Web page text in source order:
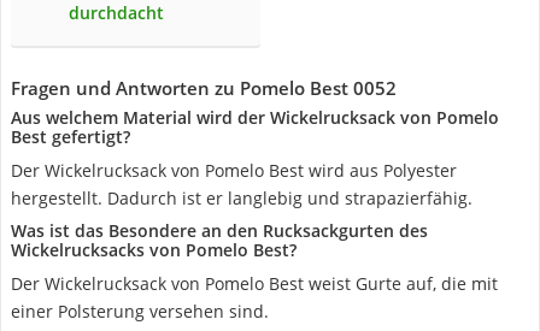
durchdacht
Fragen und Antworten zu Pomelo Best 0052
Aus welchem Material wird der Wickelrucksack von Pomelo
Best gefertigt?
Der Wickelrucksack von Pomelo Best wird aus Polyester
hergestellt. Dadurch ist er langlebig und strapazierfähig.
Was ist das Besondere an den Rucksackgurten des
Wickelrucksacks von Pomelo Best?
Der Wickelrucksack von Pomelo Best weist Gurte auf, die mit
einer Polsterung versehen sind.